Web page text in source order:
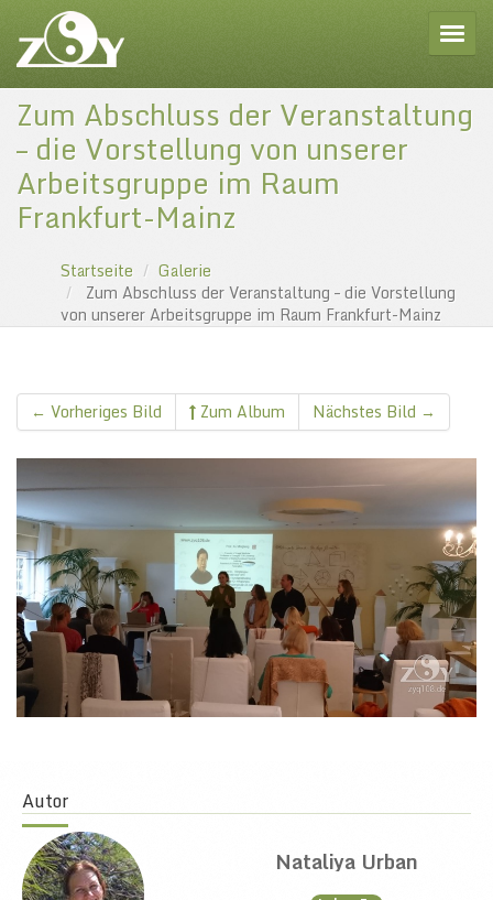
Zum Abschluss der Veranstaltung
– die Vorstellung von unserer
Arbeitsgruppe im Raum
Frankfurt-Mainz
Startseite
Galerie
Zum Abschluss der Veranstaltung – die Vorstellung
von unserer Arbeitsgruppe im Raum Frankfurt-Mainz
← Vorheriges Bild Zum Album Nächstes Bild →
Autor
Nataliya Urban